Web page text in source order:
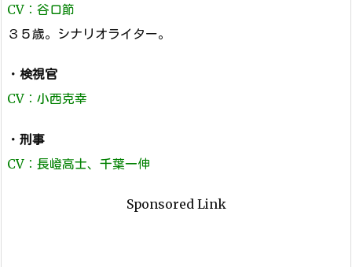
CV：谷口節
３５歳。シナリオライター。
・ 検視官
CV：小西克幸
・ 刑事
CV：長嶝高士、千葉一伸
Sponsored Link